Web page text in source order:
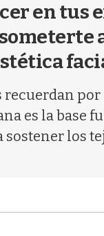
en tus
recuerdan por
es la base
sostener los